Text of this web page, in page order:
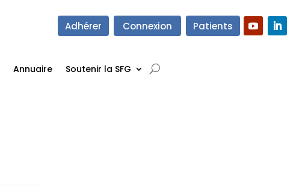
Adhérer Connexion Patients
Annuaire Soutenir la SFG